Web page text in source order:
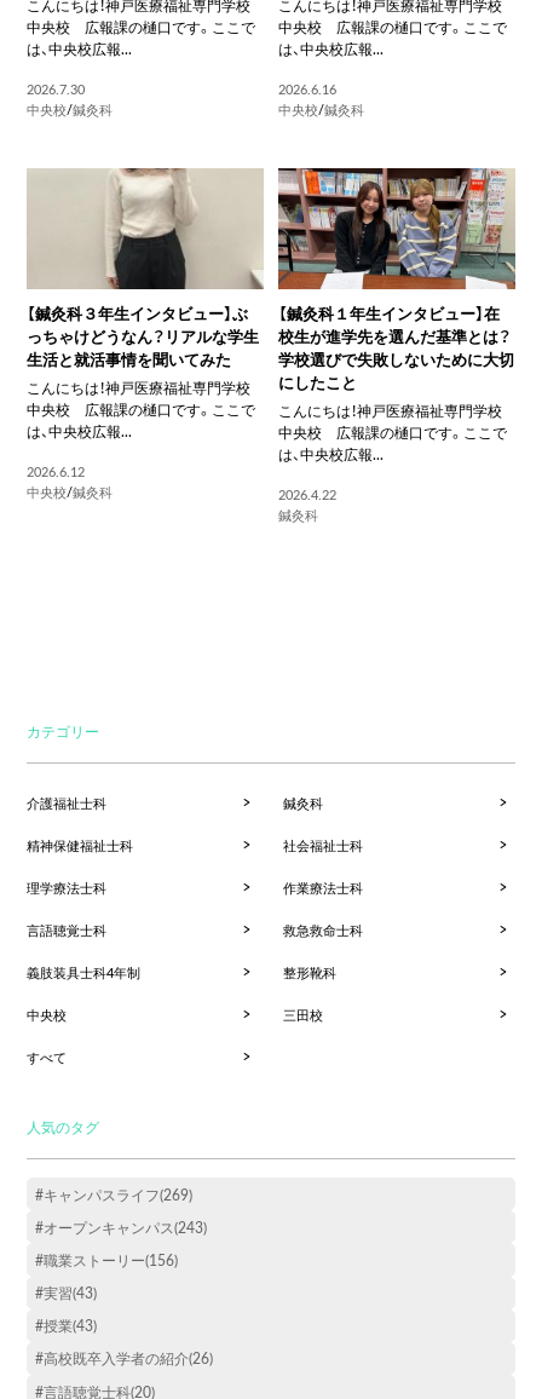
こんにちは！神戸医療福祉専門学校
中央校 広報課の樋口です。ここで
は、中央校広報...
2026.7.30
中央校/鍼灸科
こんにちは！神戸医療福祉専門学校
中央校 広報課の樋口です。ここで
は、中央校広報...
2026.6.16
中央校/鍼灸科
【鍼灸科３年生インタビュー】ぶ
っちゃけどうなん？リアルな学生
生活と就活事情を聞いてみた
こんにちは！神戸医療福祉専門学校
中央校 広報課の樋口です。ここで
は、中央校広報...
2026.6.12
中央校/鍼灸科
【鍼灸科１年生インタビュー】在
校生が進学先を選んだ基準とは？
学校選びで失敗しないために大切
にしたこと
こんにちは！神戸医療福祉専門学校
中央校 広報課の樋口です。ここで
は、中央校広報...
2026.4.22
鍼灸科
カテゴリー
介護福祉士科 鍼灸科
精神保健福祉士科 社会福祉士科
理学療法士科 作業療法士科
言語聴覚士科 救急救命士科
義肢装具士科4年制 整形靴科
中央校 三田校
すべて
人気のタグ
#キャンパスライフ(269)
#オープンキャンパス(243)
#職業ストーリー(156)
#実習(43)
#授業(43)
#高校既卒入学者の紹介(26)
#言語聴覚士科(20)